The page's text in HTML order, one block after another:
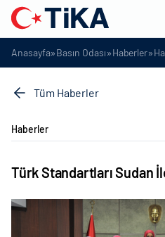
Anasayfa»Basın Odası»Haberler»
Tüm Haberler
Haberler
Türk Standartları Sudan